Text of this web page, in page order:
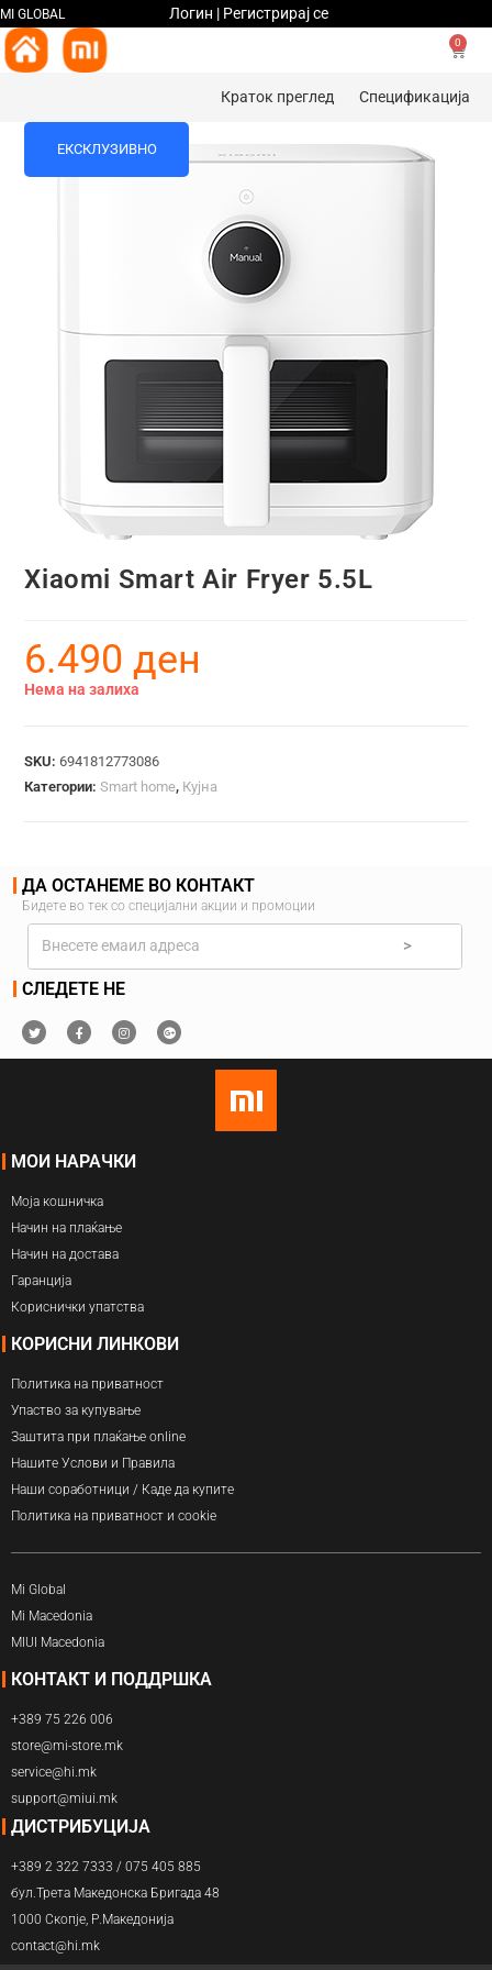
MI GLOBAL Логин | Регистрирај се
0
Краток преглед Спецификација
ЕКСКЛУЗИВНО
Xiaomi Smart Air Fryer 5.5L
6.490ден
Нема на залиха
SKU:6941812773086
Категории:Smart home, Кујна
ДА ОСТАНЕМЕ ВО КОНТАКТ
Бидете во тек со специјални акции и промоции
>
СЛЕДЕТЕ НЕ
МОИ НАРАЧКИ
Моја кошничка
Начин на плаќање
Начин на достава
Гаранција
Кориснички упатства
КОРИСНИ ЛИНКОВИ
Политика на приватност
Упаство за купување
Заштита при плаќање online
Нашите Услови и Правила
Наши соработници / Каде да купите
Политика на приватност и cookie
Mi Global
Mi Macedonia
MIUI Macedonia
КОНТАКТ И ПОДДРШКА
+389 75 226 006
store@mi-store.mk
service@hi.mk
support@miui.mk
ДИСТРИБУЦИЈА
+389 2 322 7333 / 075 405 885
бул.Трета Македонска Бригада 48
1000 Скопје, Р.Македонија
contact@hi.mk